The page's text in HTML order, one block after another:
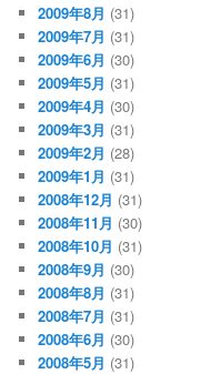
2009年8月 (31)
2009年7月 (31)
2009年6月 (30)
2009年5月 (31)
2009年4月 (30)
2009年3月 (31)
2009年2月 (28)
2009年1月 (31)
2008年12月 (31)
2008年11月 (30)
2008年10月 (31)
2008年9月 (30)
2008年8月 (31)
2008年7月 (31)
2008年6月 (30)
2008年5月 (31)